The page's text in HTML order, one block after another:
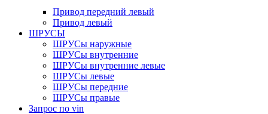
Привод передний левый
Привод левый
ШРУСЫ
ШРУСы наружные
ШРУСы внутренние
ШРУСы внутренние левые
ШРУСы левые
ШРУСы передние
ШРУСы правые
Запрос по vin